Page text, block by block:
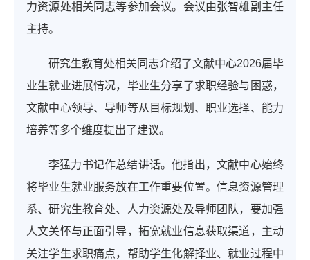
力资源处相关同志等参加会议。会议由张智雄副主任
主持。
研究生教育处相关同志介绍了文献中心2026届毕
业生就业进展情况，毕业生分享了求职经验与困惑，
文献中心领导、导师等从目标规划、职业选择、能力
培养等多个维度提出了建议。
李猛力书记作总结讲话。他指出，文献中心始终
将毕业生就业服务放在工作重要位置。信息资源管理
系、研究生教育处、人力资源处及导师团队，要加强
人文关怀与正面引导，拓宽就业信息获取渠道，主动
关注学生求职痛点，帮助学生化解择业、就业过程中